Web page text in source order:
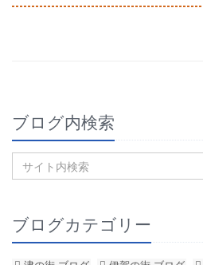
ブログ内検索
ブログカテゴリー